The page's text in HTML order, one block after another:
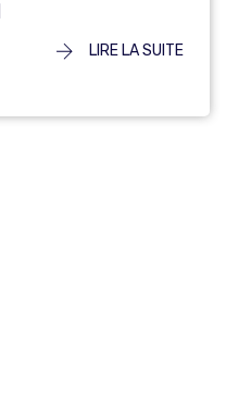
LIRE LA SUITE